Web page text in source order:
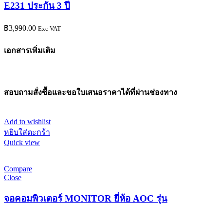
E231 ประกัน 3 ปี
฿3,990.00 Exc VAT
เอกสารเพิ่มเติม
สอบถามสั่งซื้อและขอใบเสนอราคาได้ที่ผ่านช่องทาง
Add to wishlist
หยิบใส่ตะกร้า
Quick view
Compare
Close
จอคอมพิวเตอร์ MONITOR ยี่ห้อ AOC รุ่น